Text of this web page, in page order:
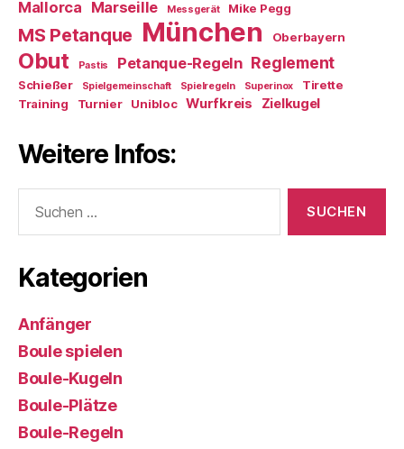
Mallorca Marseille Messgerät Mike Pegg
MS Petanque München Oberbayern
Obut Pastis Petanque-Regeln Reglement
Schießer Spielgemeinschaft Spielregeln Superinox
Tirette
Training
Turnier Unibloc Wurfkreis Zielkugel
Weitere Infos:
nach:
Kategorien
Anfänger
Boule spielen
Boule-Kugeln
Boule-Plätze
Boule-Regeln